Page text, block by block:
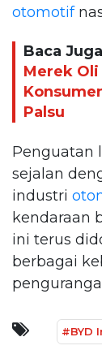
otomotif
Baca
Merek
Palsu
Penguatan
sejalan
industri
kendaraan
ini terus
berbagai
#BYD